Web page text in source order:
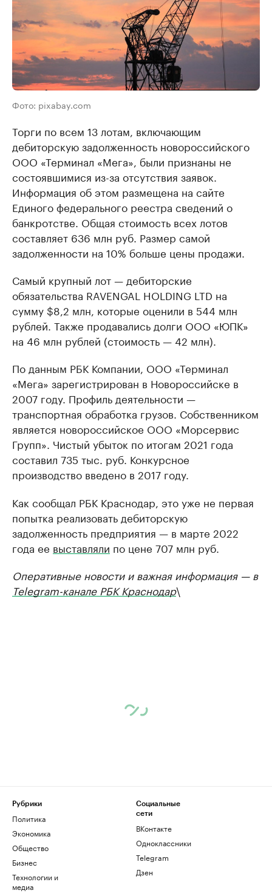
Фото: pixabay.com
Торги по всем 13 лотам, включающим
дебиторскую задолженность новороссийского
ООО «Терминал «Мега», были признаны не
состоявшимися из-за отсутствия заявок.
Информация об этом размещена на сайте
Единого федерального реестра сведений о
банкротстве. Общая стоимость всех лотов
составляет 636 млн руб. Размер самой
задолженности на 10% больше цены продажи.
Самый крупный лот — дебиторские
обязательства RAVENGAL HOLDING LTD на
сумму $8,2 млн, которые оценили в 544 млн
рублей. Также продавались долги ООО «ЮПК»
на 46 млн рублей (стоимость — 42 млн).
По данным РБК Компании, ООО «Терминал
«Мега» зарегистрирован в Новороссийске в
2007 году. Профиль деятельности —
транспортная обработка грузов. Собственником
является новороссийское ООО «Морсервис
Групп». Чистый убыток по итогам 2021 года
составил 735 тыс. руб. Конкурсное
производство введено в 2017 году.
Как сообщал РБК Краснодар, это уже не первая
попытка реализовать дебиторскую
задолженность предприятия — в марте 2022
года ее выставляли по цене 707 млн руб.
Оперативные новости и важная информация — в
Telegram-канале РБК Краснодар\
Рубрики
Политика
Экономика
Общество
Бизнес
Технологии и
медиа
Социальные
сети
ВКонтакте
Одноклассники
Telegram
Дзен